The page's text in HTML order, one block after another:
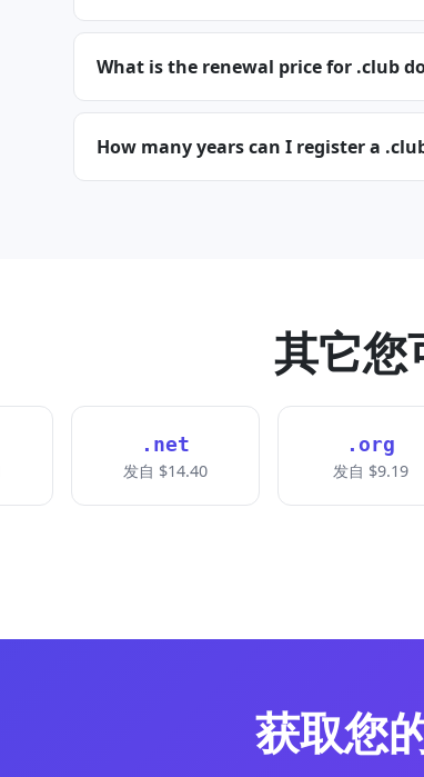
What is the renewal price for .club
How many years can I register a
其它您
.net
发自 $14.40
.org
发自 $9.19
获取您